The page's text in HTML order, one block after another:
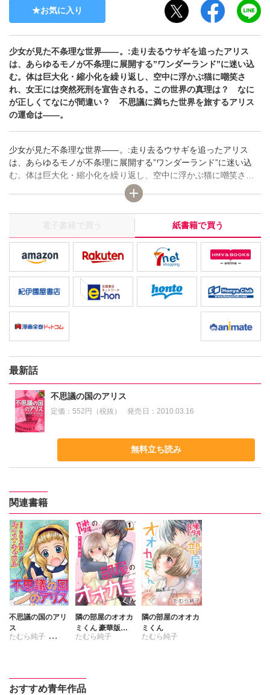
お気に入り
少女が見た不条理な世界――。:走り去るウサギを追ったアリス
は、あらゆるモノが不条理に展開する”ワンダーランド”に迷い込
む。体は巨大化・縮小化を繰り返し、空中に浮かぶ猫に嘲笑さ
れ、女王には突然死刑を宣告される。この世界の真理は？ なに
が正しくてなにが間違い？ 不思議に満ちた世界を旅するアリス
の運命は――。
少女が見た不条理な世界――。:走り去るウサギを追ったアリス
は、あらゆるモノが不条理に展開する”ワンダーランド”に迷い込
む。体は巨大化・縮小化を繰り返し、空中に浮かぶ猫に嘲笑さ
れ、女王には突然死刑を宣告される。この世界の真理は？ なに
が正しくてなにが間違い？ 不思議に満ちた世界を旅するアリス
の運命は――。
電子書籍で買う
紙書籍で買う
最新話
不思議の国のアリス
定価：552円（税抜） 発売日： 2010.03.16
無料立ち読み
関連書籍
不思議の国のアリ
ス
たむら純子
隣の部屋のオオカ
ミくん 豪華版
【豪華版限定特典
たむら純子
隣の部屋のオオカ
ミくん
たむら純子
おすすめ青年作品